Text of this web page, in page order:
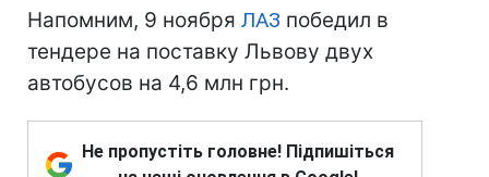
Напомним, 9 ноября ЛАЗ победил в
тендере на поставку Львову двух
автобусов на 4,6 млн грн.
Не пропустіть головне! Підпишіться